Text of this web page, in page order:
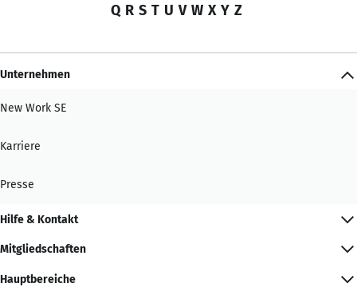
Q R S T U V W X Y Z
Unternehmen
New Work SE
Karriere
Presse
Hilfe & Kontakt
Mitgliedschaften
Hauptbereiche